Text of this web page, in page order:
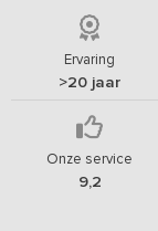
Ervaring
>20 jaar
Onze service
9,2